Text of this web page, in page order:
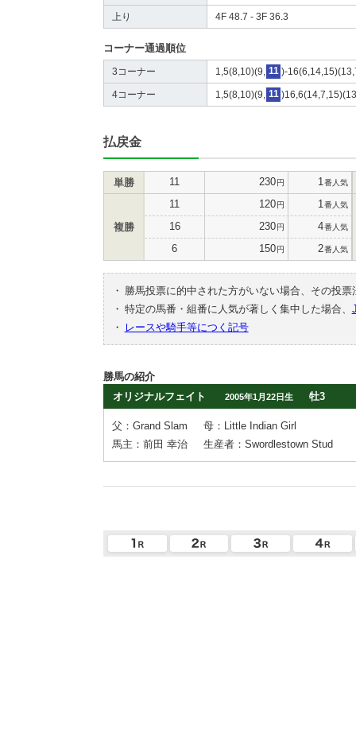
上り 4F 48.7 - 3F 36.3
コーナー通過順位
3コーナー 1,5(8,10)(9, 11 )-
4コーナー 1,5(8,10)(9, 11
払戻金
単勝 11 230円 1 番人気
複勝
11 120円 1 番人気
16 230円 4番人気
6 150円 2番人気
・
勝馬投票に的中された方がいない場合、その投
・ 特定の馬番・組番に人気が著しく集中した場合、
・
レースや騎手等につく記号
勝馬の紹介
オリジナルフェイト
2005年1月22日生 牡3
父：Grand Slam
母：Little Indian Girl
馬主：前田 幸治
生産者：Swordlestown Stud